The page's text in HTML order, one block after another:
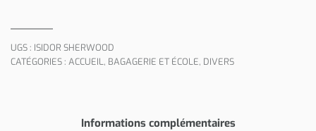
UGS : ISIDOR SHERWOOD
CATÉGORIES : ACCUEIL, BAGAGERIE ET ÉCOLE, DIVERS
Informations complémentaires